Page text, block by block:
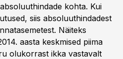
kohta. Kui
siis absoluuthindadest
Näiteks
aasta keskmised piima
olukorrast ikka vastavalt